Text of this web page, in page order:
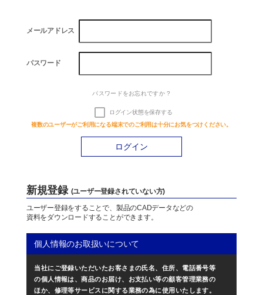
お問い合わせ
お任せください
風呂設計.com
メールアドレス
パスワード
パスワードをお忘れですか ?
ログイン状態を保存する
複数のユーザーがご利用になる端末でのご利用は十分にお気をつけください。
新規登録 (ユーザー登録されていない方)
ユーザー登録をすることで、製品のCADデータなどの
資料をダウンロードすることができます。
個人情報のお取扱いについて
当社にご登録いただいたお客さまの氏名、住所、電話番号等
の個人情報は、商品のお届け、お支払い等の顧客管理業務の
ほか、修理等サービスに関する業務の為に使用いたします。